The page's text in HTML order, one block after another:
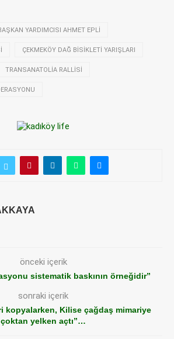
YARDIMCISI AHMET EPLI
ÇEKMEKÖY DAĞ BISIKLETI YARIŞLARI
TRANSANATOLIA RALLISI
önceki içerik
sistematik baskının örneğidir”
sonraki içerik
kopyalarken, Kilise çağdaş mimariye
çoktan yelken açtı”…